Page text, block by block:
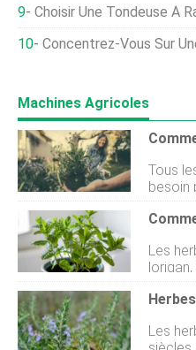
Choisir Une Tondeuse À
Concentrez-Vous Sur Une
Machines Agricoles
Tous
besoin
herbes
Le
faciles à
dans
des
la
Les
sont
vous
Les